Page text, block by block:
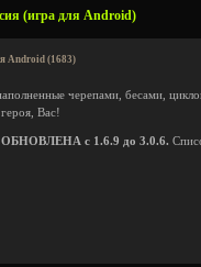
(игра для Android)
Android (1683)
черепами, бесами,
Вас!
ОБНОВЛЕНА с 1.6.9 до 3.0.6.